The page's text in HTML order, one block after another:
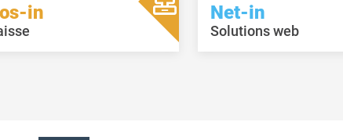
in Net-in
Solutions web